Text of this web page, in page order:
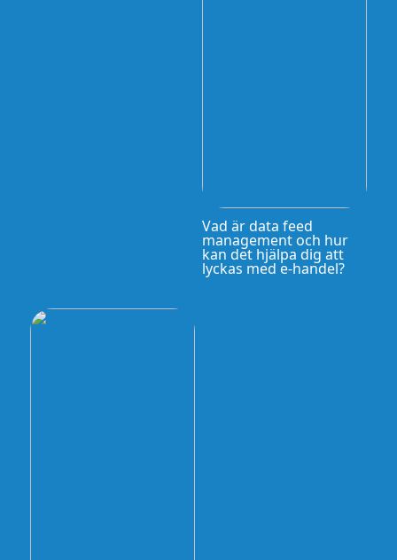
Vad är data feed
management och hur
kan det hjälpa dig att
lyckas med e-handel?